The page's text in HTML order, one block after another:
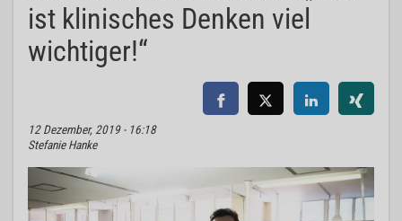
ist klinisches Denken viel
wichtiger!“
12 Dezember, 2019 - 16:18
Stefanie Hanke